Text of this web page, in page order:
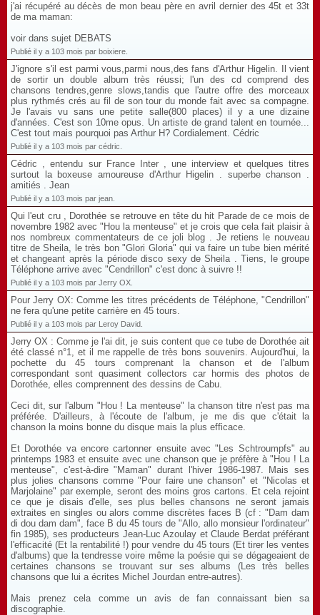
j'ai récupéré au décès de mon beau père en avril dernier des 45t et 33t
de ma maman:
voir dans sujet DEBATS
Publié il y a 103 mois par boixiere.
J'ignore s'il est parmi vous,parmi nous,des fans d'Arthur Higelin. Il vient
de sortir un double album très réussi; l'un des cd comprend des
chansons tendres,genre slows,tandis que l'autre offre des morceaux
plus rythmés crés au fil de son tour du monde fait avec sa compagne.
Je l'avais vu sans une petite salle(800 places) il y a une dizaine
d'années. C'est son 10me opus. Un artiste de grand talent en tournée...
C'est tout mais pourquoi pas Arthur H? Cordialement. Cédric
Publié il y a 103 mois par cédric.
Cédric , entendu sur France Inter , une interview et quelques titres
surtout la boxeuse amoureuse d'Arthur Higelin . superbe chanson .
amitiés . Jean
Publié il y a 103 mois par jean.
Qui l'eut cru , Dorothée se retrouve en tête du hit Parade de ce mois de
novembre 1982 avec "Hou la menteuse" et je crois que cela fait plaisir à
nos nombreux commentateurs de ce joli blog . Je retiens le nouveau
titre de Sheila, le très bon "Glori Gloria" qui va faire un tube bien mérité
et changeant après la période disco sexy de Sheila . Tiens, le groupe
Téléphone arrive avec "Cendrillon" c'est donc à suivre !!
Publié il y a 103 mois par Jerry OX.
Pour Jerry OX: Comme les titres précédents de Téléphone, "Cendrillon"
ne fera qu'une petite carrière en 45 tours.
Publié il y a 103 mois par Leroy David.
Jerry OX : Comme je l'ai dit, je suis content que ce tube de Dorothée ait
été classé n°1, et il me rappelle de très bons souvenirs. Aujourd'hui, la
pochette du 45 tours comprenant la chanson et de l'album
correspondant sont quasiment collectors car hormis des photos de
Dorothée, elles comprennent des dessins de Cabu.
Ceci dit, sur l'album "Hou ! La menteuse" la chanson titre n'est pas ma
préférée. D'ailleurs, à l'écoute de l'album, je me dis que c'était la
chanson la moins bonne du disque mais la plus efficace.
Et Dorothée va encore cartonner ensuite avec "Les Schtroumpfs" au
printemps 1983 et ensuite avec une chanson que je préfère à "Hou ! La
menteuse", c'est-à-dire "Maman" durant l'hiver 1986-1987. Mais ses
plus jolies chansons comme "Pour faire une chanson" et "Nicolas et
Marjolaine" par exemple, seront des moins gros cartons. Et cela rejoint
ce que je disais d'elle, ses plus belles chansons ne seront jamais
extraites en singles ou alors comme discrètes faces B (cf : "Dam dam
di dou dam dam", face B du 45 tours de "Allo, allo monsieur l'ordinateur"
fin 1985), ses producteurs Jean-Luc Azoulay et Claude Berdat préférant
l'efficacité (Et la rentabilité !) pour vendre du 45 tours (Et tirer les ventes
d'albums) que la tendresse voire même la poésie qui se dégageaient de
certaines chansons se trouvant sur ses albums (Les très belles
chansons que lui a écrites Michel Jourdan entre-autres).
Mais prenez cela comme un avis de fan connaissant bien sa
discographie.